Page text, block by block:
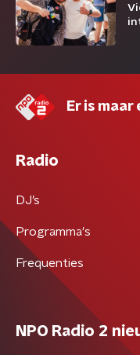
Er is maar
Radio
DJ’s
Programma's
Frequenties
NPO Radio 2